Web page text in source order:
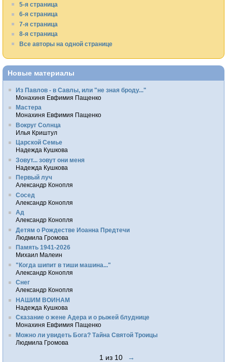
5-я страница
6-я страница
7-я страница
8-я страница
Все авторы на одной странице
Новые материалы
Из Павлов - в Савлы, или "не зная броду..."
Монахиня Евфимия Пащенко
Мастера
Монахиня Евфимия Пащенко
Вокруг Солнца
Илья Криштул
Царской Семье
Надежда Кушкова
Зовут... зовут они меня
Надежда Кушкова
Первый луч
Александр Конопля
Сосед
Александр Конопля
Ад
Александр Конопля
Детям о Рождестве Иоанна Предтечи
Людмила Громова
Память 1941-2026
Михаил Малеин
"Когда шипит в тиши машина..."
Александр Конопля
Снег
Александр Конопля
НАШИМ ВОИНАМ
Надежда Кушкова
Сказание о жене Адера и о рыжей блуднице
Монахиня Евфимия Пащенко
Можно ли увидеть Бога? Тайна Святой Троицы
Людмила Громова
1 из 10 →